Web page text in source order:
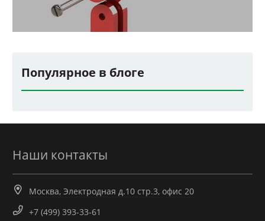
Популярное в блоге
Наши контакты
Москва, Электродная д.10 стр.3, офис 20
+7 (499) 393-33-61